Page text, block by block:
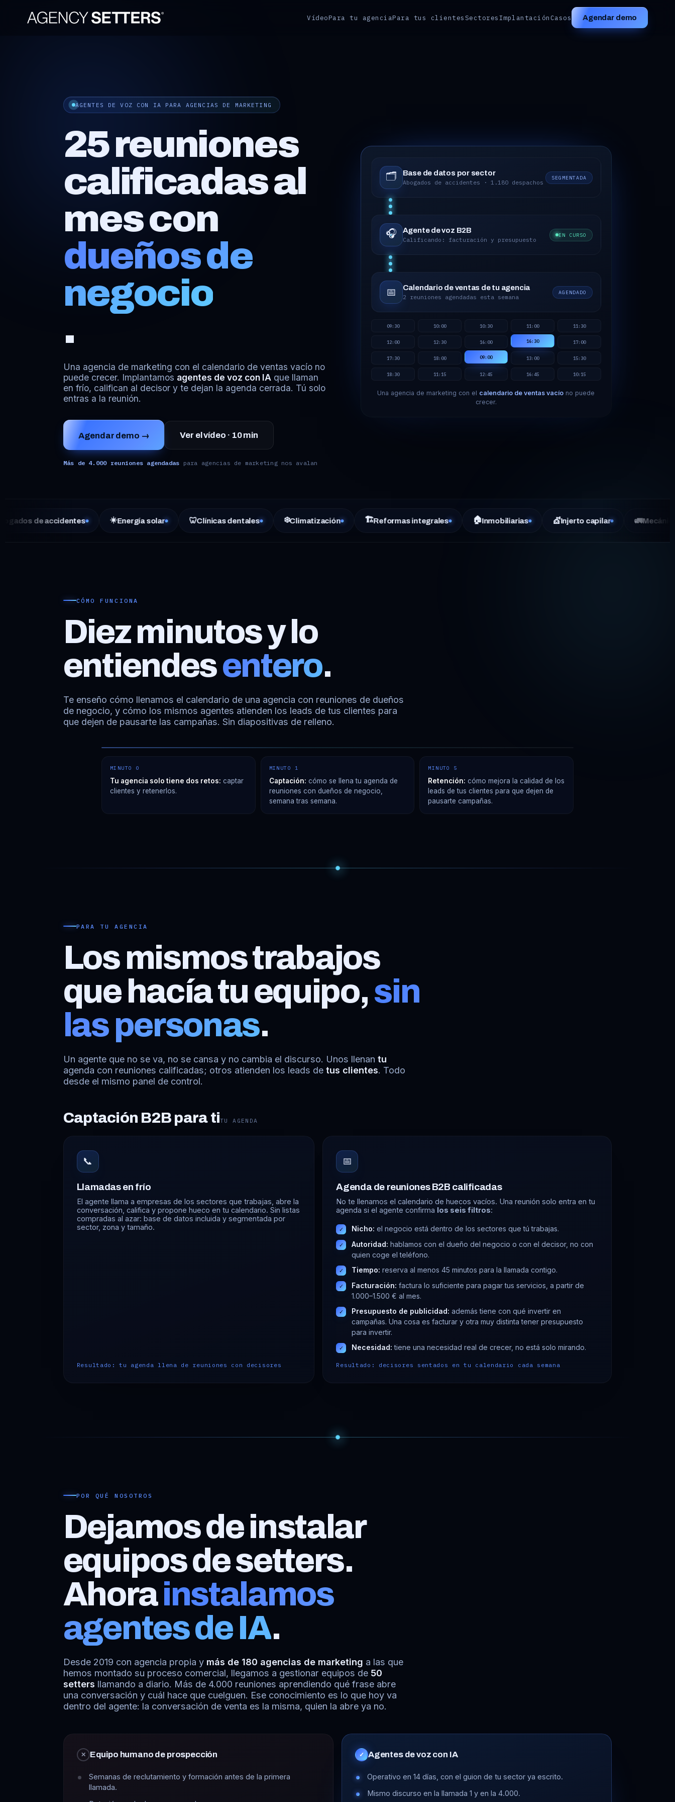
VídeoPara tu agenciaPara tus clientesSectoresImplantación Casos Agendar demo
AGENTES DE VOZ CON IA PARA AGENCIAS DE MARKETING
25reuniones
calificadasal
mescon
dueños de
negocio
.
Una agencia de marketing con el calendario de ventas vacío no
puede crecer. Implantamos agentes de voz con IA que llaman
en frío, califican al decisor y te dejan la agenda cerrada. Tú solo
entras a la reunión.
Agendar demo → Ver el vídeo · 10 min
Más de 4.000 reuniones agendadas para agencias de marketing nos avalan
🗂️ Base de datos por sector
Energía solar · 760 instaladoras
SEGMENTADA
🎧 Agente de voz B2B
Calificando: facturación y presupuesto
EN CURSO
📅 Calendario de ventas de tu agencia
2 reuniones agendadas esta semana
AGENDADO
09:30 10:00 10:30 11:00 11:30
12:00 12:30 16:00 16:30 17:00
17:30 18:00 09:00 13:00 15:30
18:30 11:15 12:45 16:45 10:15
Una agencia de marketing con el calendario de ventas vacío no puede
crecer.
☀️Energía solar 🦷Clínicas dentales ❄️Climatización 🏗️Reformas integrales 🏠Inmobiliarias 💇Injerto capilar 🚛Mecánica pesada
CÓMO FUNCIONA
Diez minutos y lo
entiendesentero.
Te enseño cómo llenamos el calendario de una agencia con reuniones de dueños
de negocio, y cómo los mismos agentes atienden los leads de tus clientes para
que dejen de pausarte las campañas. Sin diapositivas de relleno.
MINUTO 0
Tu agencia solo tiene dos retos: captar
clientes y retenerlos.
MINUTO 1
Captación: cómo se llena tu agenda de
reuniones con dueños de negocio,
semana tras semana.
MINUTO 5
Retención: cómo mejora la calidad de los
leads de tus clientes para que dejen de
pausarte campañas.
PARA TU AGENCIA
Los mismos trabajos
que hacía tu equipo,sin
las personas.
Un agente que no se va, no se cansa y no cambia el discurso. Unos llenan tu
agenda con reuniones calificadas; otros atienden los leads de tus clientes. Todo
desde el mismo panel de control.
Captación B2B para tiTU AGENDA
📞
Llamadas en frío
El agente llama a empresas de los sectores que trabajas, abre la
conversación, califica y propone hueco en tu calendario. Sin listas
compradas al azar: base de datos incluida y segmentada por
sector, zona y tamaño.
Resultado: tu agenda llena de reuniones con decisores
📅
Agenda de reuniones B2B calificadas
No te llenamos el calendario de huecos vacíos. Una reunión solo entra en tu
agenda si el agente confirma los seis filtros:
✓ Nicho: el negocio está dentro de los sectores que tú trabajas.
✓ Autoridad: hablamos con el dueño del negocio o con el decisor, no con
quien coge el teléfono.
✓ Tiempo: reserva al menos 45 minutos para la llamada contigo.
✓ Facturación: factura lo suficiente para pagar tus servicios, a partir de
1.000–1.500 € al mes.
✓ Presupuesto de publicidad: además tiene con qué invertir en
campañas. Una cosa es facturar y otra muy distinta tener presupuesto
para invertir.
✓ Necesidad: tiene una necesidad real de crecer, no está solo mirando.
Resultado: decisores sentados en tu calendario cada semana
POR QUÉ NOSOTROS
Dejamos de instalar
equipos de setters.
Ahorainstalamos
agentes de IA.
Desde 2019 con agencia propia y más de 180 agencias de marketing a las que
hemos montado su proceso comercial, llegamos a gestionar equipos de 50
setters llamando a diario. Más de 4.000 reuniones aprendiendo qué frase abre
una conversación y cuál hace que cuelguen. Ese conocimiento es lo que hoy va
dentro del agente: la conversación de venta es la misma, quien la abre ya no.
✕ Equipo humano de prospección
Semanas de reclutamiento y formación antes de la primera
llamada.
✓ Agentes de voz con IA
Operativo en 14 días, con el guion de tu sector ya escrito.
Mismo discurso en la llamada 1 y en la 4.000.